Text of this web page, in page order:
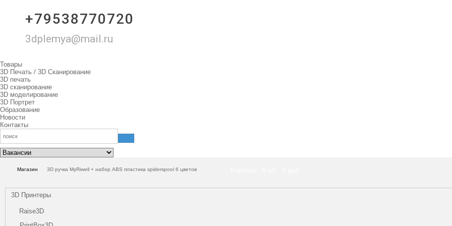
+79538770720
3dplemya@mail.ru
Товары
3D Печать / 3D Сканирование
3D печать
3D сканирование
3D моделирование
3D Портрет
Образование
Новости
Контакты
Магазин 3D ручка MyRiwell + набор ABS пластика spiderspool 6 цветов
3D Принтеры
Raise3D